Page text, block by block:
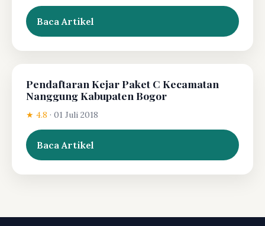
Baca Artikel
Pendaftaran Kejar Paket C Kecamatan
Nanggung Kabupaten Bogor
★ 4.8 · 01 Juli 2018
Baca Artikel